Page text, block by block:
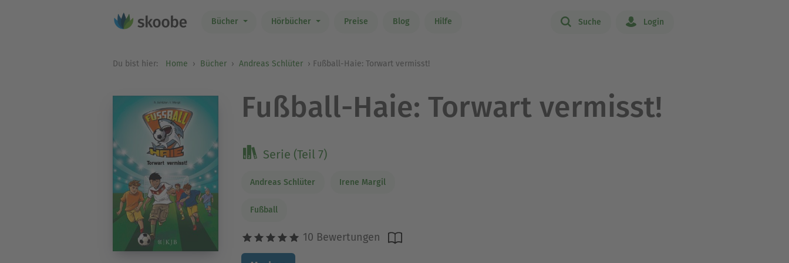
Bücher Hörbücher Preise Blog Hilfe Suche Login
Du bist hier: Home Bücher Andreas Schlüter Fußball-Haie: Torwart vermisst!
Fußball-Haie: Torwart vermisst!
Serie (Teil 7)
Andreas Schlüter Irene Margil
Fußball
10 Bewertungen